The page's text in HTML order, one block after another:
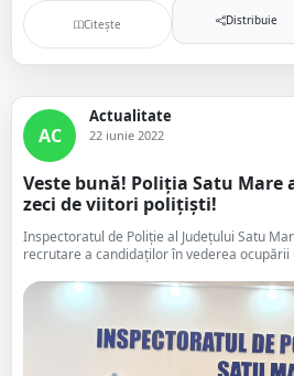
Citește Distribuie
AC
Actualitate
22 iunie 2022
Veste bună! Poliția Satu Mare
zeci de viitori polițiști!
Inspectoratul de Poliție al Județului Satu
recrutare a candidaţilor în vederea ocupării